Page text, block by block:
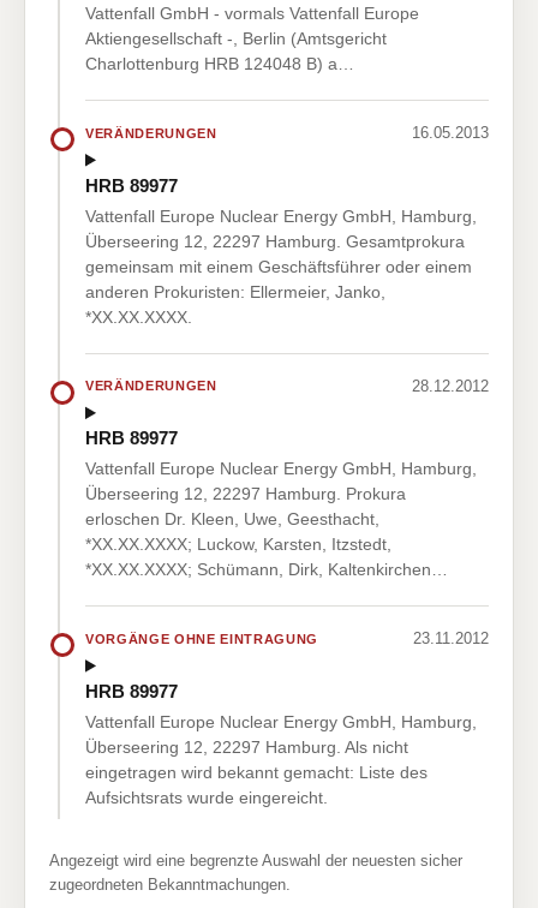
Vattenfall GmbH - vormals Vattenfall Europe
Aktiengesellschaft -, Berlin (Amtsgericht
Charlottenburg HRB 124048 B) a…
VERÄNDERUNGEN 16.05.2013
HRB 89977
Vattenfall Europe Nuclear Energy GmbH, Hamburg,
Überseering 12, 22297 Hamburg. Gesamtprokura
gemeinsam mit einem Geschäftsführer oder einem
anderen Prokuristen: Ellermeier, Janko,
*XX.XX.XXXX.
VERÄNDERUNGEN 28.12.2012
HRB 89977
Vattenfall Europe Nuclear Energy GmbH, Hamburg,
Überseering 12, 22297 Hamburg. Prokura
erloschen Dr. Kleen, Uwe, Geesthacht,
*XX.XX.XXXX; Luckow, Karsten, Itzstedt,
*XX.XX.XXXX; Schümann, Dirk, Kaltenkirchen…
VORGÄNGE OHNE EINTRAGUNG 23.11.2012
HRB 89977
Vattenfall Europe Nuclear Energy GmbH, Hamburg,
Überseering 12, 22297 Hamburg. Als nicht
eingetragen wird bekannt gemacht: Liste des
Aufsichtsrats wurde eingereicht.
Angezeigt wird eine begrenzte Auswahl der neuesten sicher
zugeordneten Bekanntmachungen.